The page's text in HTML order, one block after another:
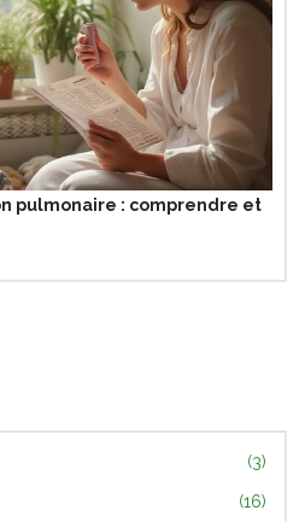
pulmonaire : comprendre et
(3)
(16)